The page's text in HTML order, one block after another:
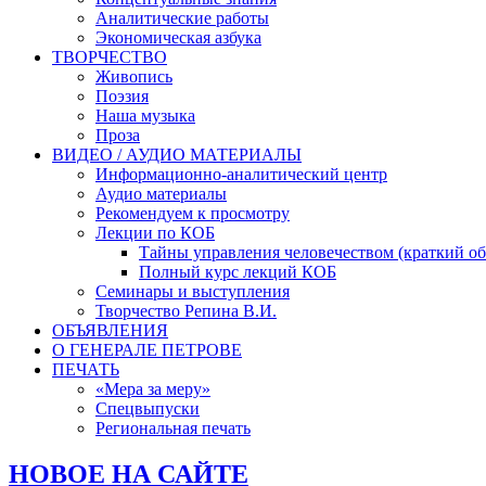
Аналитические работы
Экономическая азбука
ТВОРЧЕСТВО
Живопись
Поэзия
Наша музыка
Проза
ВИДЕО / АУДИО МАТЕРИАЛЫ
Информационно-аналитический центр
Аудио материалы
Рекомендуем к просмотру
Лекции по КОБ
Тайны управления человечеством (краткий
Полный курс лекций КОБ
Семинары и выступления
Творчество Репина В.И.
ОБЪЯВЛЕНИЯ
О ГЕНЕРАЛЕ ПЕТРОВЕ
ПЕЧАТЬ
«Мера за меру»
Спецвыпуски
Региональная печать
НОВОЕ НА САЙТЕ